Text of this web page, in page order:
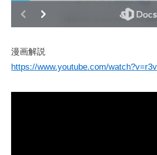
漫画解説
https://www.youtube.com/